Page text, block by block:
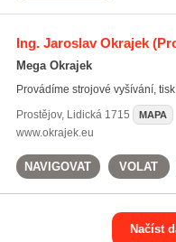
Ing. Jaroslav Okrajek
Mega Okrajek
Provádíme strojové vyšívání,
Prostějov, Lidická 1715 MAPA
www.okrajek.eu
NAVIGOVAT VOLAT
Načíst